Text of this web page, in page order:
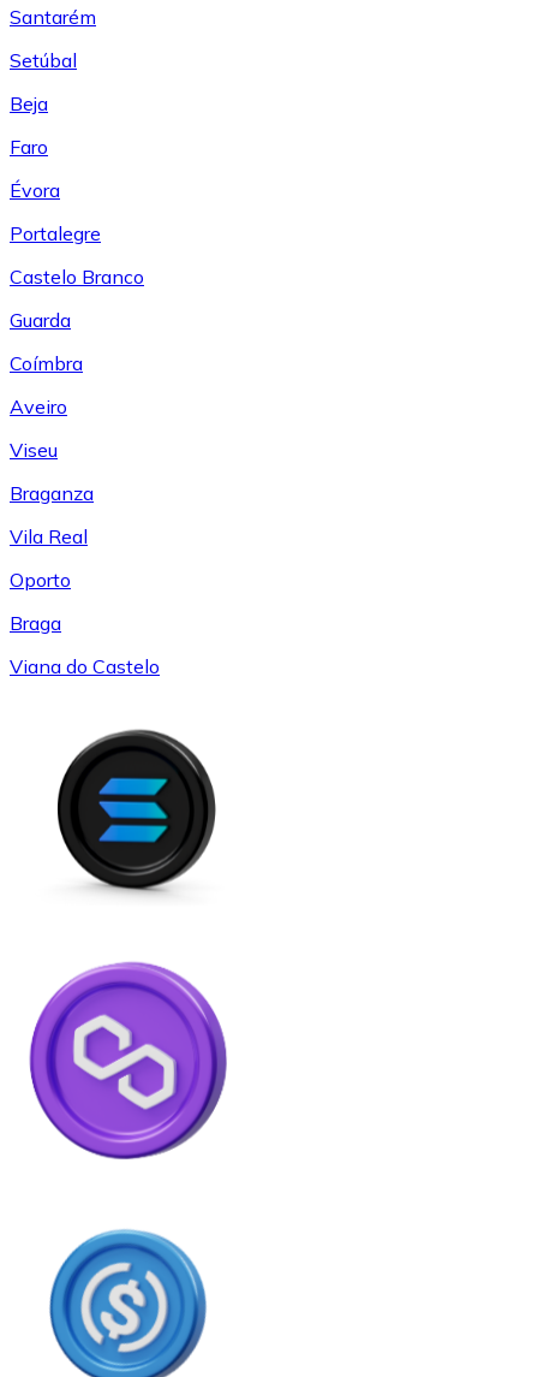
Santarém
Setúbal
Beja
Faro
Évora
Portalegre
Castelo Branco
Guarda
Coímbra
Aveiro
Viseu
Braganza
Vila Real
Oporto
Braga
Viana do Castelo